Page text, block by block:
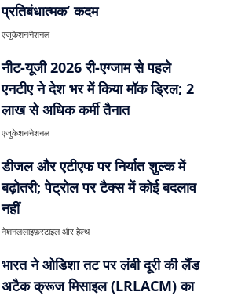
प्रतिबंधात्मक’ कदम
एजुकेशननेशनल
नीट-यूजी 2026 री-एग्जाम से पहले
एनटीए ने देश भर में किया मॉक ड्रिल; 2
लाख से अधिक कर्मी तैनात
एजुकेशननेशनल
डीजल और एटीएफ पर निर्यात शुल्क में
बढ़ोतरी; पेट्रोल पर टैक्स में कोई बदलाव
नहीं
नेशनललाइफ़स्टाइल और हेल्थ
भारत ने ओडिशा तट पर लंबी दूरी की लैंड
अटैक क्रूज मिसाइल (LRLACM) का